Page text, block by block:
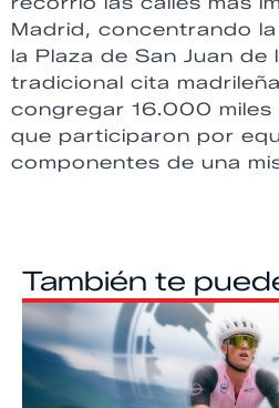
Madrid, concentrando
la Plaza de San Juan de
tradicional cita
congregar 16.000
que participaron por
componentes de una
También te